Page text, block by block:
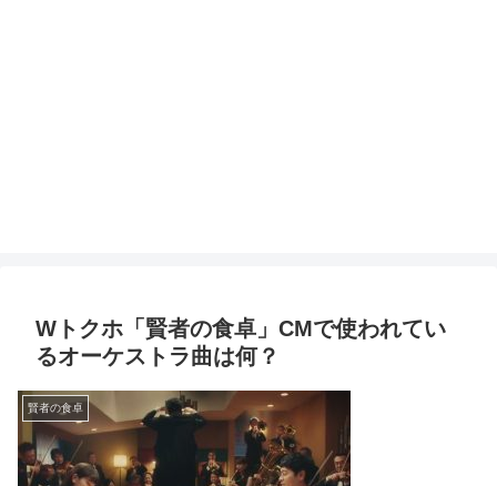
Wトクホ「賢者の食卓」CMで使われてい
るオーケストラ曲は何？
賢者の食卓